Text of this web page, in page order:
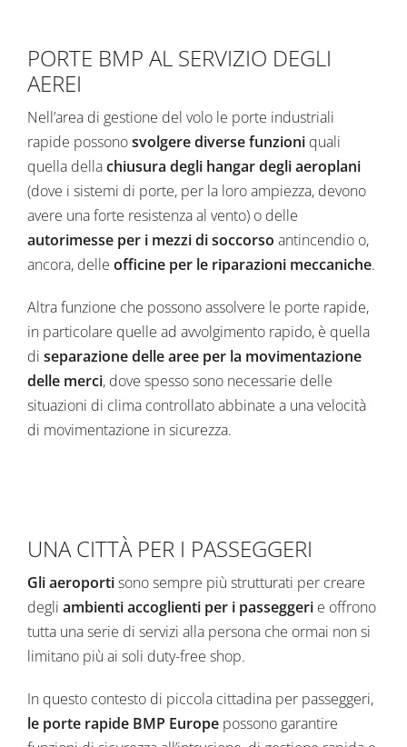
PORTE BMP AL SERVIZIO DEGLI
AEREI
Nell’area di gestione del volo le porte industriali
rapide possonosvolgere diverse funzioni quali
quella dellachiusura degli hangar degli aeroplani
(dove i sistemi di porte, per la loro ampiezza, devono
avere una forte resistenza al vento) o delle
autorimesse per i mezzi di soccorso antincendio o,
ancora, delle officine per le riparazioni meccaniche.
Altra funzione che possono assolvere le porte rapide,
in particolare quelle ad avvolgimento rapido, è quella
di separazione delle aree per la movimentazione
delle merci, dove spesso sono necessarie delle
situazioni di clima controllato abbinate a una velocità
di movimentazione in sicurezza.
UNA CITTÀ PER I PASSEGGERI
Gli aeroportisono sempre più strutturati per creare
degli ambienti accoglienti per i passeggeri e offrono
tutta una serie di servizi alla persona che ormai non si
limitano più ai soli duty-free shop.
In questo contesto di piccola cittadina per passeggeri,
le porte rapide BMP Europe possono garantire